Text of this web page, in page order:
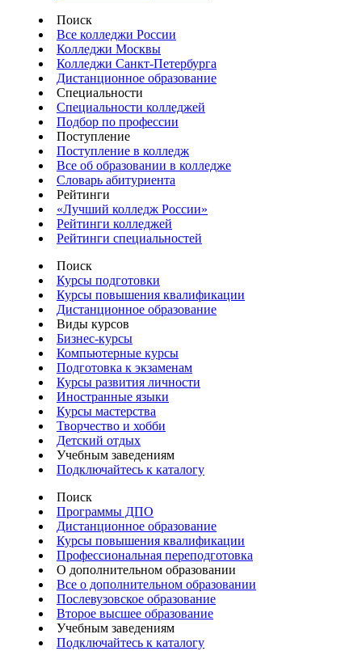
Поиск
Все колледжи России
Колледжи Москвы
Колледжи Санкт-Петербурга
Дистанционное образование
Специальности
Специальности колледжей
Подбор по профессии
Поступление
Поступление в колледж
Все об образовании в колледже
Словарь абитуриента
Рейтинги
«Лучший колледж России»
Рейтинги колледжей
Рейтинги специальностей
Поиск
Курсы подготовки
Курсы повышения квалификации
Дистанционное образование
Виды курсов
Бизнес-курсы
Компьютерные курсы
Подготовка к экзаменам
Курсы развития личности
Иностранные языки
Курсы мастерства
Творчество и хобби
Детский отдых
Учебным заведениям
Подключайтесь к каталогу
Поиск
Программы ДПО
Дистанционное образование
Курсы повышения квалификации
Профессиональная переподготовка
О дополнительном образовании
Все о дополнительном образовании
Послевузовское образование
Второе высшее образование
Учебным заведениям
Подключайтесь к каталогу